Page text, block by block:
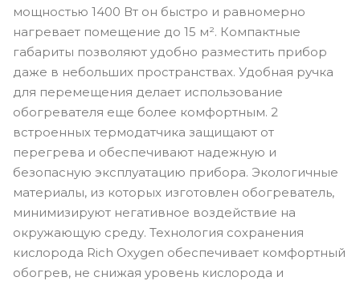
мощностью 1400 Вт он быстро и равномерно
нагревает помещение до 15 м². Компактные
габариты позволяют удобно разместить прибор
даже в небольших пространствах. Удобная ручка
для перемещения делает использование
обогревателя еще более комфортным. 2
встроенных термодатчика защищают от
перегрева и обеспечивают надежную и
безопасную эксплуатацию прибора. Экологичные
материалы, из которых изготовлен обогреватель,
минимизируют негативное воздействие на
окружающую среду. Технология сохранения
кислорода Rich Oxygen обеспечивает комфортный
обогрев, не снижая уровень кислорода и